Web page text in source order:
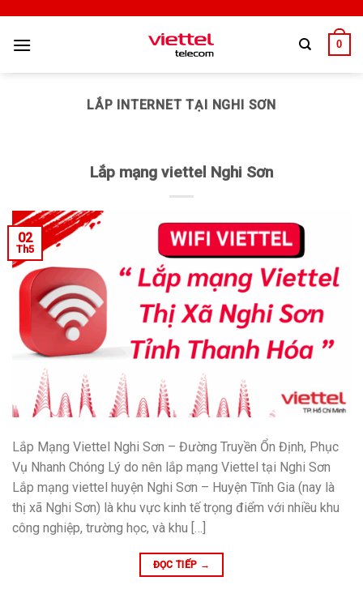
0
LẮP INTERNET TẠI NGHI SƠN
Lắp mạng viettel Nghi Sơn
02
Th5
Lắp Mạng Viettel Nghi Sơn – Đường Truyền Ổn Định, Phục
Vụ Nhanh Chóng Lý do nên lắp mạng Viettel tại Nghi Sơn
Lắp mạng viettel huyện Nghi Sơn – Huyện Tĩnh Gia (nay là
thị xã Nghi Sơn) là khu vực kinh tế trọng điểm với nhiều khu
công nghiệp, trường học, và khu […]
ĐỌC TIẾP →